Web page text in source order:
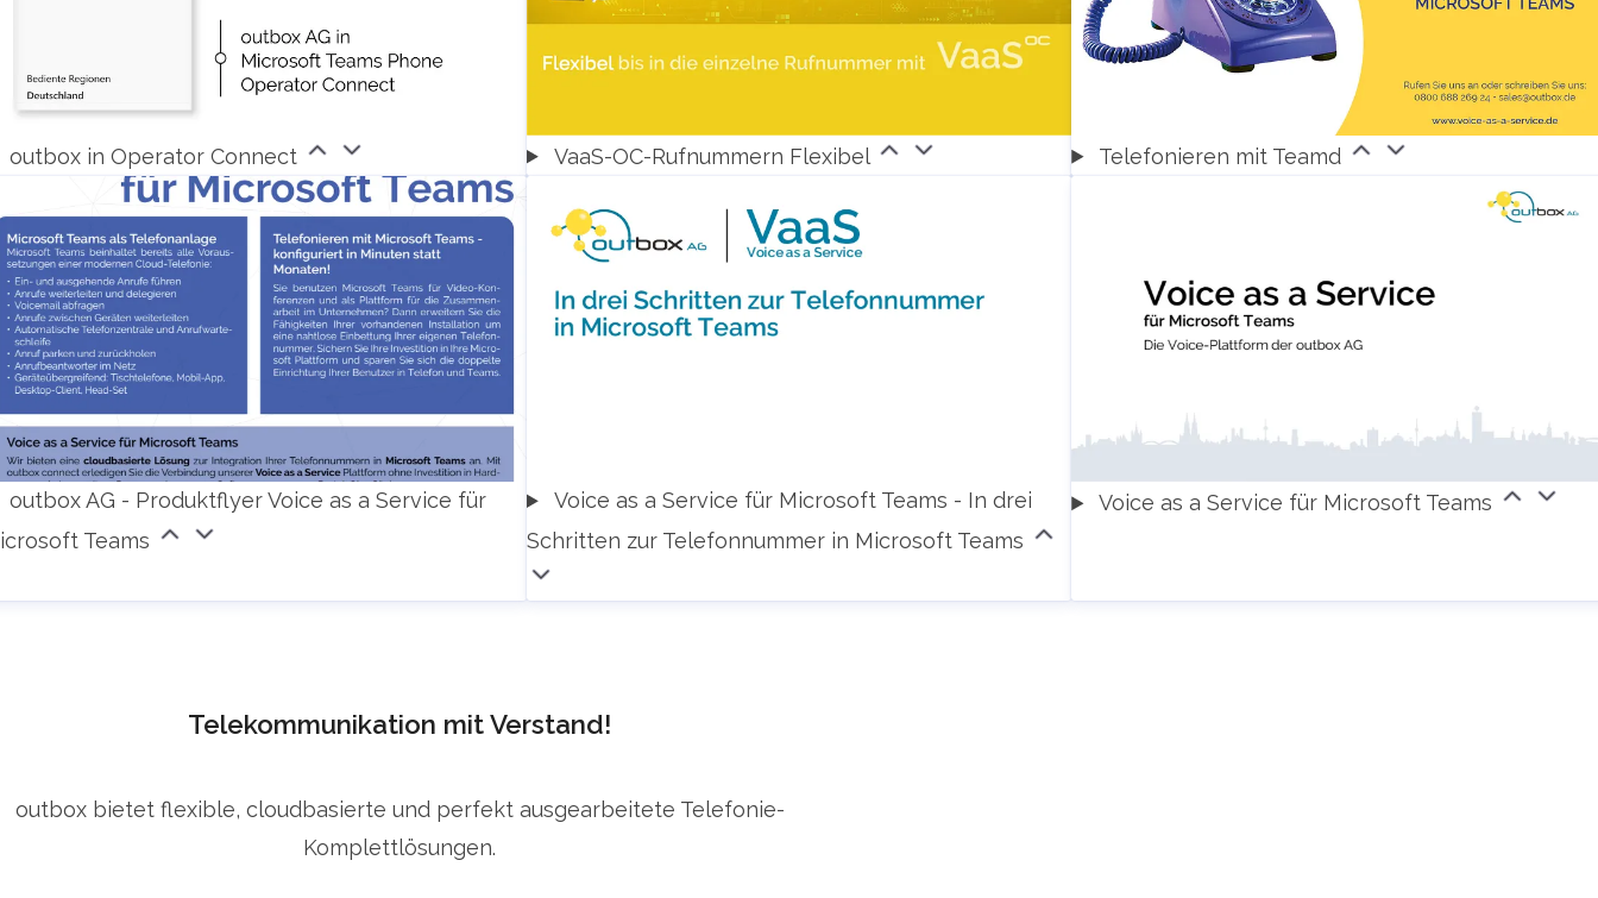
outbox in Operator Connect VaaS-OC-Rufnummern Flexibel Telefonieren mit Teamd
outbox AG - Produktflyer Voice as a Service für
Teams
Voice as a Service für Microsoft Teams - In drei
Schritten zur Telefonnummer in Microsoft Teams
Voice as a Service für Microsoft Teams
Telekommunikation mit Verstand!
outbox bietet flexible, cloudbasierte und perfekt ausgearbeitete Telefonie-
Komplettlösungen.